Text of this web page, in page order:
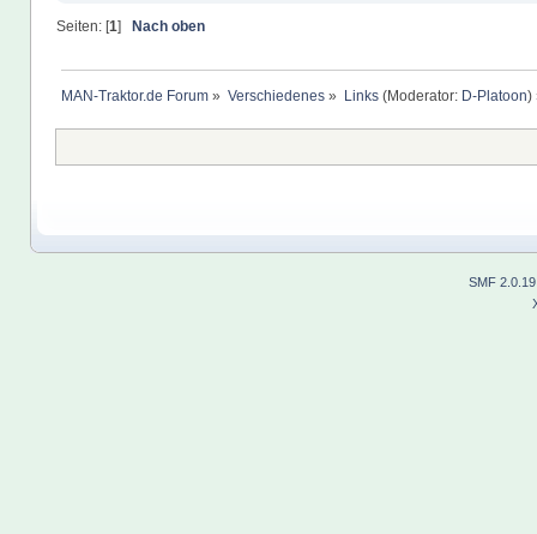
Seiten: [1] Nach oben
MAN-Traktor.de Forum » Verschiedenes » Links(Moderator: D-Platoon)
SMF 2.0.19